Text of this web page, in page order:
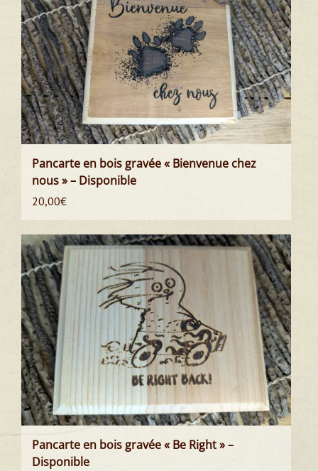
Pancarte en bois gravée « Bienvenue chez
nous » – Disponible
20,00€
Pancarte en bois gravée « Be Right » –
Disponible